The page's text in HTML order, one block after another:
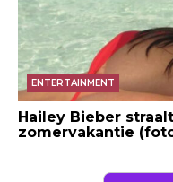
ENTERTAINMENT
Hailey Bieber
zomervakantie